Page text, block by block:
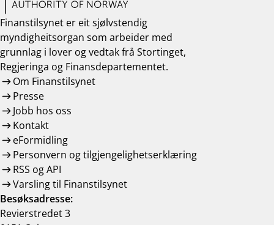
Finanstilsynet er eit sjølvstendig
myndigheitsorgan som arbeider med
grunnlag i lover og vedtak frå Stortinget,
Regjeringa og Finansdepartementet.
Om Finanstilsynet
Presse
Jobb hos oss
Kontakt
eFormidling
Personvern og tilgjengelighetserklæring
RSS og API
Varsling til Finanstilsynet
Besøksadresse:
Revierstredet 3